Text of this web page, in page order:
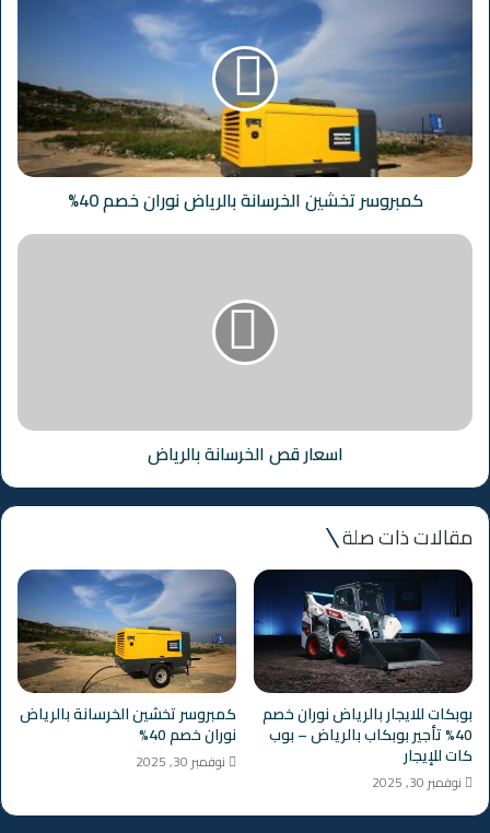
كمبروسر تخشين الخرسانة بالرياض نوران خصم 40%
اسعار قص الخرسانة بالرياض
مقالات ذات صلة
بوبكات للايجار بالرياض نوران خصم
40% تأجير بوبكاب بالرياض – بوب
كات للإيجار
نوفمبر 30, 2025
كمبروسر تخشين الخرسانة بالرياض
نوران خصم 40%
نوفمبر 30, 2025